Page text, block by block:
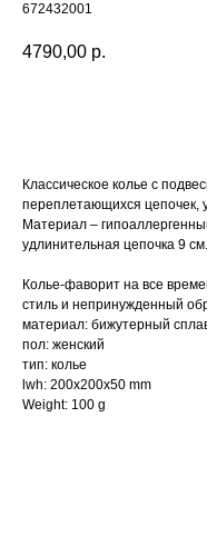
672432001
4790,00 р.
Классическое колье с
переплетающихся цепочек,
Материал –
удлинительная цепочка 9
Колье-фаворит на все
стиль и непринужденный
материал: бижутерный
пол: женский
тип: колье
lwh: 200x200x50 mm
Weight: 100 g